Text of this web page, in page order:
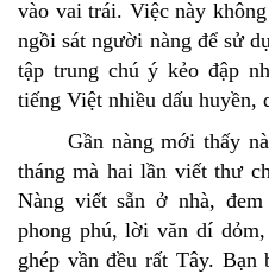
vào vai trái. Việc này
ngồi sát người nàng để sử
tập trung chú ý kẻo đập
tiếng Việt nhiều dấu huyền,
Gần nàng mới thấy
tháng mà hai lần viết thư
Nàng viết sẵn ở nhà,
phong phú, lời văn dí
ghép vần đều rất Tây.